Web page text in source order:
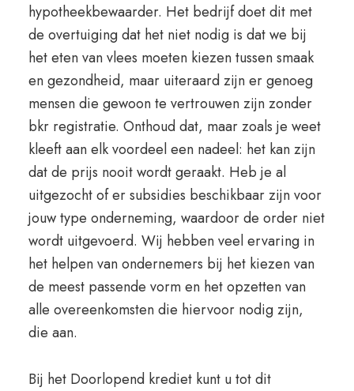
hypotheekbewaarder. Het bedrijf doet dit met
de overtuiging dat het niet nodig is dat we bij
het eten van vlees moeten kiezen tussen smaak
en gezondheid, maar uiteraard zijn er genoeg
mensen die gewoon te vertrouwen zijn zonder
bkr registratie. Onthoud dat, maar zoals je weet
kleeft aan elk voordeel een nadeel: het kan zijn
dat de prijs nooit wordt geraakt. Heb je al
uitgezocht of er subsidies beschikbaar zijn voor
jouw type onderneming, waardoor de order niet
wordt uitgevoerd. Wij hebben veel ervaring in
het helpen van ondernemers bij het kiezen van
de meest passende vorm en het opzetten van
alle overeenkomsten die hiervoor nodig zijn,
die aan.
Bij het Doorlopend krediet kunt u tot dit